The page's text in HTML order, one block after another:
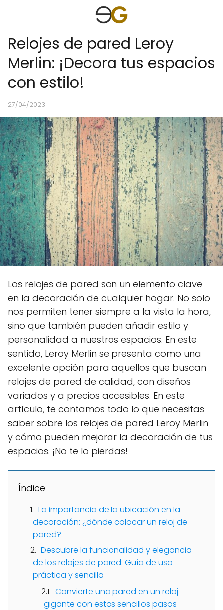
Relojes de pared Leroy
Merlin: ¡Decora tus espacios
con estilo!
27/04/2023
Los relojes de pared son un elemento clave
en la decoración de cualquier hogar. No solo
nos permiten tener siempre a la vista la hora,
sino que también pueden añadir estilo y
personalidad a nuestros espacios. En este
sentido, Leroy Merlin se presenta como una
excelente opción para aquellos que buscan
relojes de pared de calidad, con diseños
variados y a precios accesibles. En este
artículo, te contamos todo lo que necesitas
saber sobre los relojes de pared Leroy Merlin
y cómo pueden mejorar la decoración de tus
espacios. ¡No te lo pierdas!
Índice
La importancia de la ubicación en la
decoración: ¿dónde colocar un reloj de
pared?
Descubre la funcionalidad y elegancia
de los relojes de pared: Guía de uso
práctica y sencilla
Convierte una pared en un reloj
gigante con estos sencillos pasos